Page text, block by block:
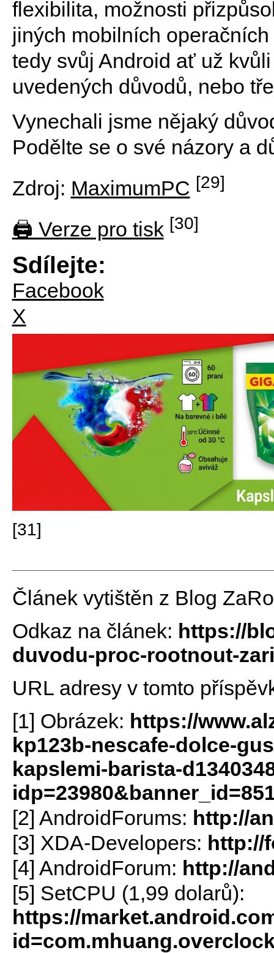
flexibilita, možnosti
jiných mobilních
tedy svůj Android ať už
uvedených důvodů, nebo
Vynechali jsme nějaký
Podělte se o své názory a
Zdroj: MaximumPC [29]
🖨 Verze pro tisk [30]
Sdílejte:
Facebook
X
[31]
Článek vytištěn z Blog
Odkaz na článek: https://
duvodu-proc-rootnout-
URL adresy v tomto
[1] Obrázek: https://
kp123b-nescafe-dolce-
kapslemi-barista-
[2] AndroidForums: http://
[3] XDA-Developers: http://
[4] AndroidForum: http://
[5] SetCPU (1,99 dolarů):
https://